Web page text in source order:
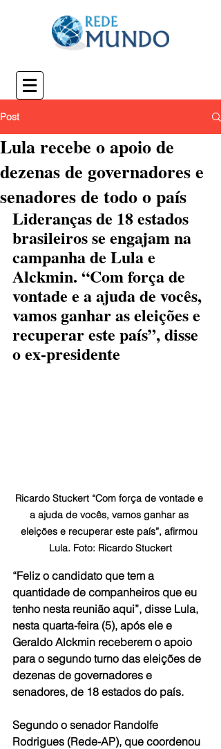
Post
Lula recebe o apoio de
dezenas de governadores e
senadores de todo o país
Lideranças de 18 estados
brasileiros se engajam na
campanha de Lula e
Alckmin. “Com força de
vontade e a ajuda de vocês,
vamos ganhar as eleições e
recuperar este país”, disse
o ex-presidente
Ricardo Stuckert “Com força de vontade e
a ajuda de vocês, vamos ganhar as
eleições e recuperar este país”, afirmou
Lula. Foto: Ricardo Stuckert
“Feliz o candidato que tem a
quantidade de companheiros que eu
tenho nesta reunião aqui”, disse Lula,
nesta quarta-feira (5), após ele e
Geraldo Alckmin receberem o apoio
para o segundo turno das eleições de
dezenas de governadores e
senadores, de 18 estados do país.
Segundo o senador Randolfe
Rodrigues (Rede-AP), que coordenou